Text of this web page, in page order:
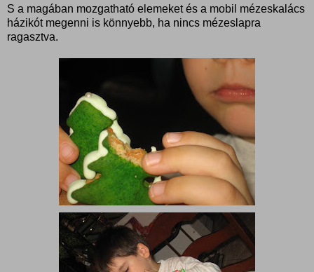
S a magában mozgatható elemeket és a mobil mézeskalács
házikót megenni is könnyebb, ha nincs mézeslapra
ragasztva.